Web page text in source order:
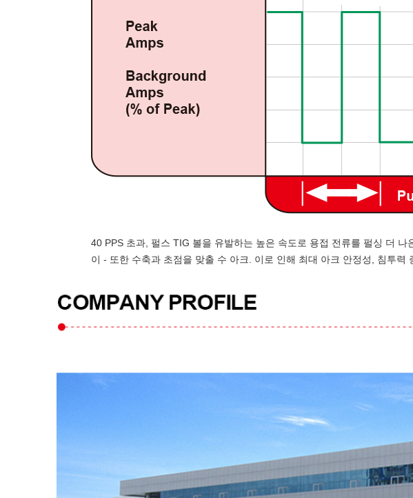
40 PPS 초과, 펄스 TIG 볼을 유발하는 높은 속도로 용접 전류를 펄싱 더
이 - 또한 수축과 초점을 맞출 수 아크. 이로 인해 최대 아크 안정성, 침투력